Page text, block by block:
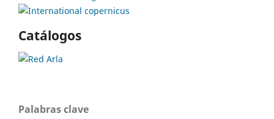
Catálogos
Palabras clave